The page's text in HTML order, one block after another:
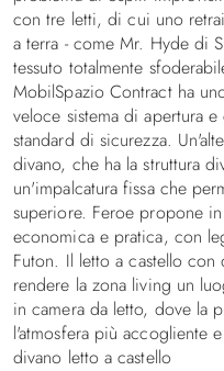
con tre letti, di cui uno
a terra - come Mr. Hyde di
tessuto totalmente
MobilSpazio Contract ha
veloce sistema di apertura
standard di sicurezza.
divano, che ha la struttura
un'impalcatura fissa che
superiore. Feroe propone
economica e pratica, con
Futon. Il letto a castello
rendere la zona living un
in camera da letto, dove la
l'atmosfera più accogliente
divano letto a castello